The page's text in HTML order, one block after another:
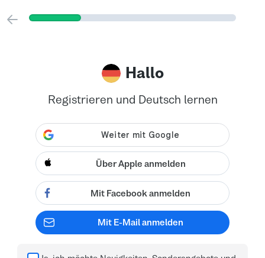
Hallo
Registrieren und Deutsch lernen
Über Apple anmelden
Mit Facebook anmelden
Mit E-Mail anmelden